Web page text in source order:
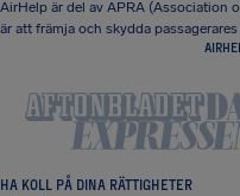
AirHelp är del av APRA (Association
är att främja och skydda
HA KOLL PÅ DINA RÄTTIGHETER